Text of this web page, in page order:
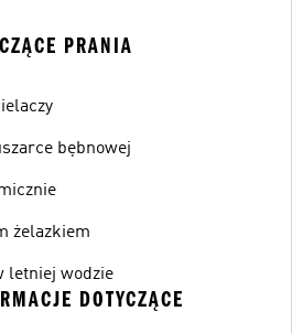
PRANIA
bębnowej
żelazkiem
letniej wodzie
DOTYCZĄCE